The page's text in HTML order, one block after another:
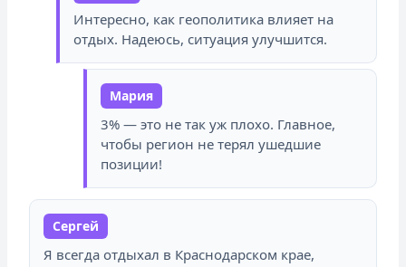
Интересно, как геополитика влияет на
отдых. Надеюсь, ситуация улучшится.
Мария
3% — это не так уж плохо. Главное,
чтобы регион не терял ушедшие
позиции!
Сергей
Я всегда отдыхал в Краснодарском крае,